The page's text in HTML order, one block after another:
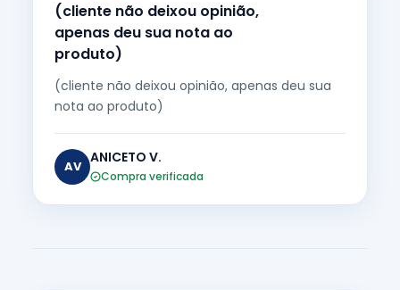
(cliente não deixou opinião,
apenas deu sua nota ao
produto)
(cliente não deixou opinião, apenas deu sua
nota ao produto)
AV
ANICETO V.
Compra verificada